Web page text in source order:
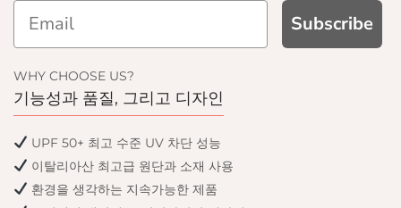
Subscribe
WHY CHOOSE US?
기능성과 품질, 그리고 디자인
UPF 50+ 최고 수준 UV 차단 성능
이탈리아산 최고급 원단과 소재 사용
환경을 생각하는 지속가능한 제품
UP AND GET
10% OFF
first order and get email only offers